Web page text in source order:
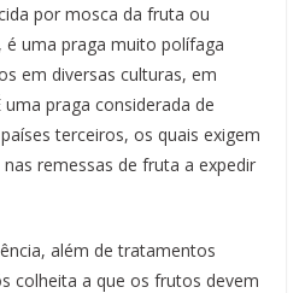
por mosca da fruta ou
uma praga muito polífaga
em diversas culturas, em
praga considerada de
terceiros, os quais exigem
remessas de fruta a expedir
além de tratamentos
colheita a que os frutos devem